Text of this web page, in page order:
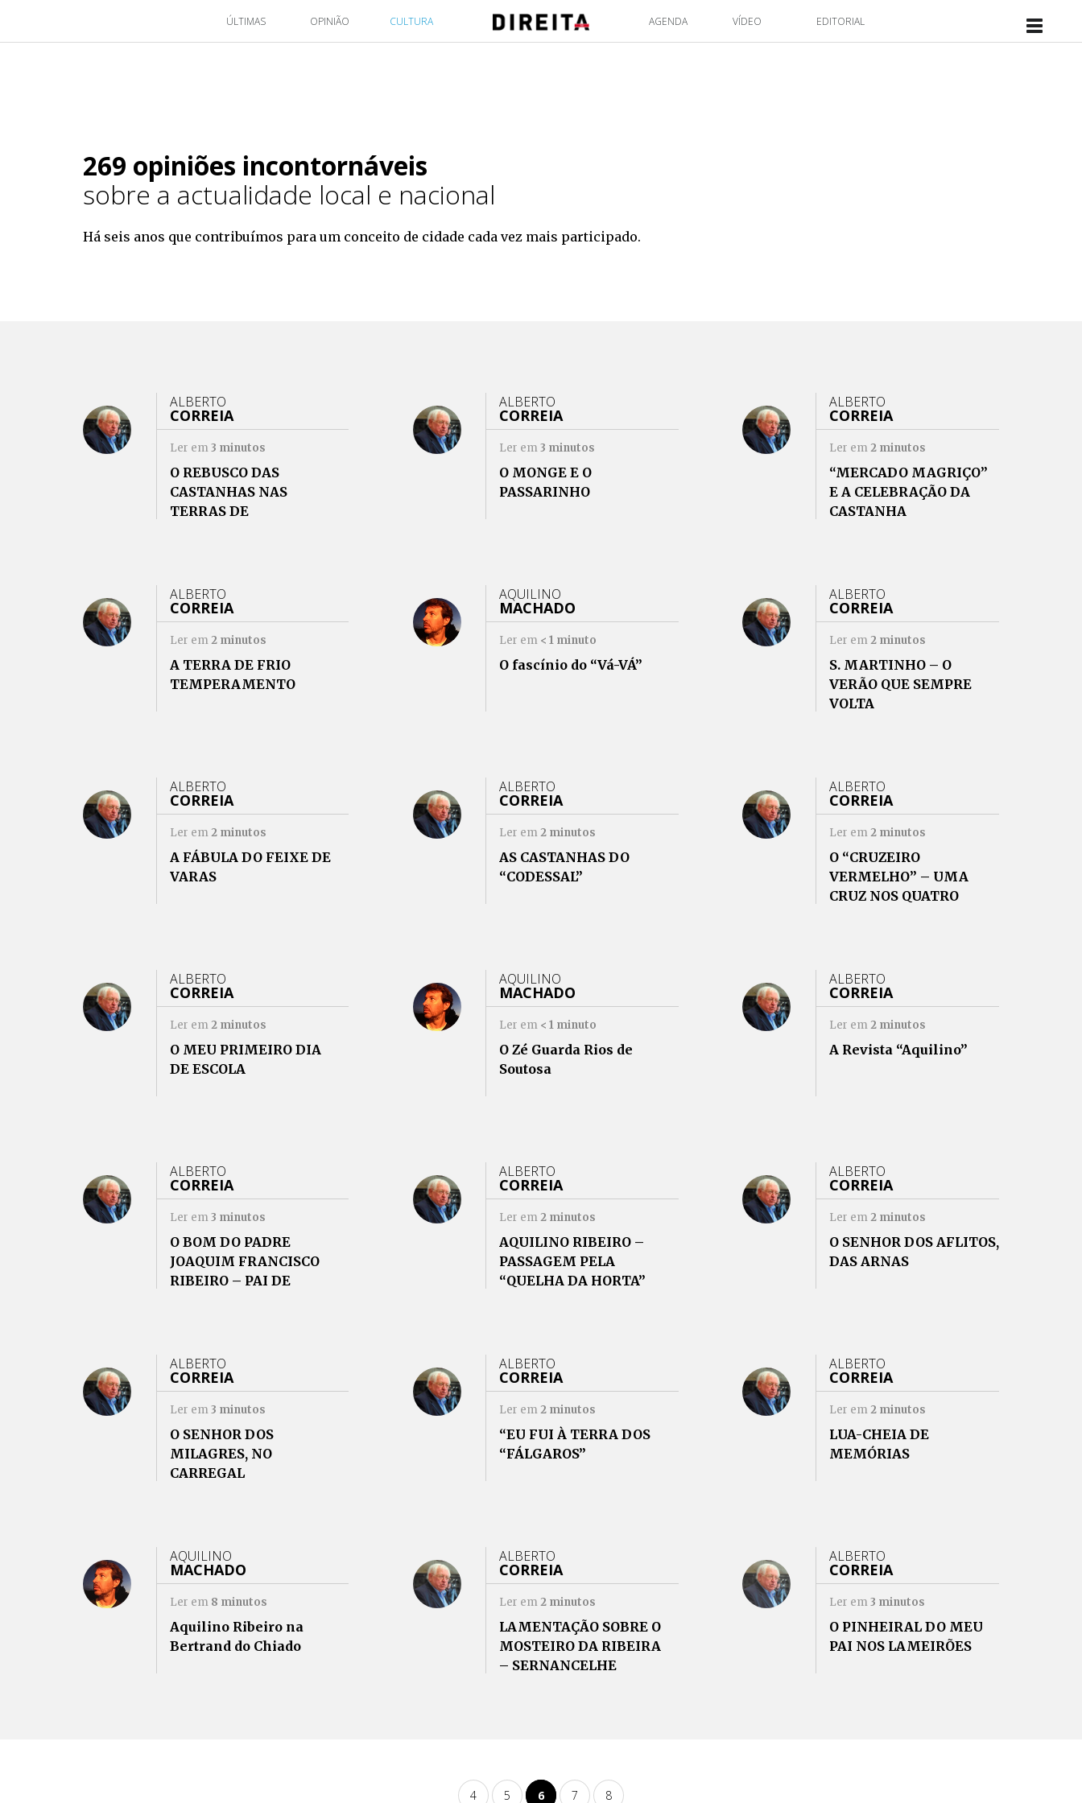
ÚLTIMAS OPINIÃO CULTURA AGENDA VÍDEO EDITORIAL
269 opiniões incontornáveis
sobre a actualidade local e nacional
Há seis anos que contribuímos para um conceito de cidade cada vez mais participado.
ALBERTO
CORREIA
Ler em3 minutos
O REBUSCO DAS
CASTANHAS NAS
TERRAS DE
ALBERTO
CORREIA
Ler em3 minutos
O MONGE E O
PASSARINHO
ALBERTO
CORREIA
Ler em2 minutos
“MERCADO MAGRIÇO”
E A CELEBRAÇÃO DA
CASTANHA
ALBERTO
CORREIA
Ler em2 minutos
A TERRA DE FRIO
TEMPERAMENTO
AQUILINO
MACHADO
Ler em < 1 minuto
O fascínio do “Vá-VÁ”
ALBERTO
CORREIA
Ler em2 minutos
S. MARTINHO – O
VERÃO QUE SEMPRE
VOLTA
ALBERTO
CORREIA
Ler em2 minutos
A FÁBULA DO FEIXE DE
VARAS
ALBERTO
CORREIA
Ler em2 minutos
AS CASTANHAS DO
“CODESSAL”
ALBERTO
CORREIA
Ler em2 minutos
O “CRUZEIRO
VERMELHO” – UMA
CRUZ NOS QUATRO
ALBERTO
CORREIA
Ler em2 minutos
O MEU PRIMEIRO DIA
DE ESCOLA
AQUILINO
MACHADO
Ler em < 1 minuto
O Zé Guarda Rios de
Soutosa
ALBERTO
CORREIA
Ler em2 minutos
A Revista “Aquilino”
ALBERTO
CORREIA
Ler em3 minutos
O BOM DO PADRE
JOAQUIM FRANCISCO
RIBEIRO – PAI DE
ALBERTO
CORREIA
Ler em2 minutos
AQUILINO RIBEIRO –
PASSAGEM PELA
“QUELHA DA HORTA”
ALBERTO
CORREIA
Ler em2 minutos
O SENHOR DOS AFLITOS,
DAS ARNAS
ALBERTO
CORREIA
Ler em3 minutos
O SENHOR DOS
MILAGRES, NO
CARREGAL
ALBERTO
CORREIA
Ler em2 minutos
“EU FUI À TERRA DOS
“FÁLGAROS”
ALBERTO
CORREIA
Ler em2 minutos
LUA-CHEIA DE
MEMÓRIAS
AQUILINO
MACHADO
Ler em 8 minutos
Aquilino Ribeiro na
Bertrand do Chiado
ALBERTO
CORREIA
Ler em2 minutos
LAMENTAÇÃO SOBRE O
MOSTEIRO DA RIBEIRA
– SERNANCELHE
ALBERTO
CORREIA
Ler em3 minutos
O PINHEIRAL DO MEU
PAI NOS LAMEIRÕES
4 5 6 7 8